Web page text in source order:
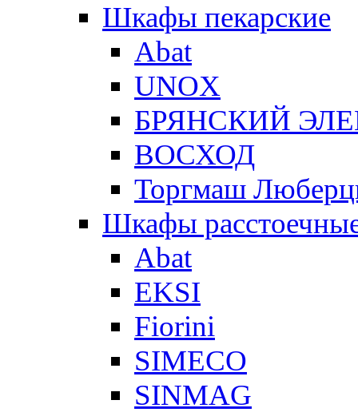
Шкафы пекарские
Abat
UNOX
БРЯНСКИЙ
ВОСХОД
Торгмаш
Шкафы
Abat
EKSI
Fiorini
SIMECO
SINMAG